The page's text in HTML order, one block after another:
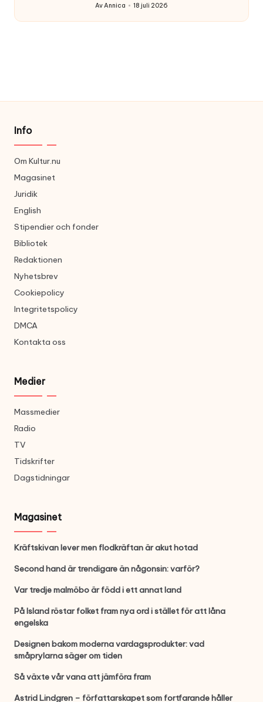
Posted
by
AvAnnica 18 juli 2026
Info
Om Kultur.nu
Magasinet
Juridik
English
Stipendier och fonder
Bibliotek
Redaktionen
Nyhetsbrev
Cookiepolicy
Integritetspolicy
DMCA
Kontakta oss
Medier
Massmedier
Radio
TV
Tidskrifter
Dagstidningar
Magasinet
Kräftskivan lever men flodkräftan är akut hotad
Second hand är trendigare än någonsin: varför?
Var tredje malmöbo är född i ett annat land
På Island röstar folket fram nya ord i stället för att låna
engelska
Designen bakom moderna vardagsprodukter: vad
småprylarna säger om tiden
Så växte vår vana att jämföra fram
Astrid Lindgren – författarskapet som fortfarande håller